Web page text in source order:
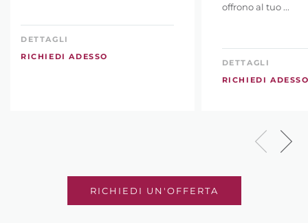
DETTAGLI
RICHIEDI ADESSO
offrono al tuo ...
DETTAGLI
RICHIEDI
RICHIEDI UN'OFFERTA